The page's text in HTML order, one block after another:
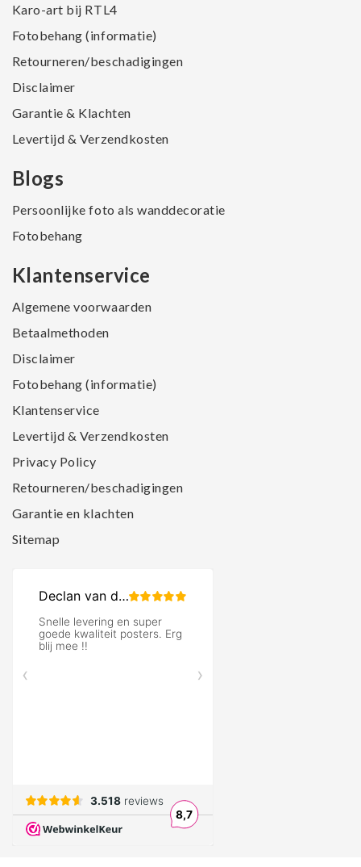
Karo-art bij RTL4
Fotobehang (informatie)
Retourneren/beschadigingen
Disclaimer
Garantie & Klachten
Levertijd & Verzendkosten
Blogs
Persoonlijke foto als wanddecoratie
Fotobehang
Klantenservice
Algemene voorwaarden
Betaalmethoden
Disclaimer
Fotobehang (informatie)
Klantenservice
Levertijd & Verzendkosten
Privacy Policy
Retourneren/beschadigingen
Garantie en klachten
Sitemap